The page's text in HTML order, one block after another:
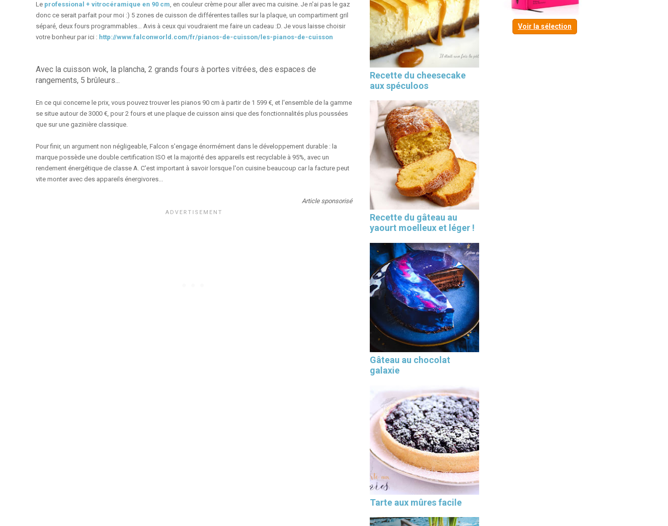
Le professional + vitrocéramique en 90 cm, en couleur crème pour aller avec ma cuisine. Je n'ai pas le gaz
donc ce serait parfait pour moi :) 5 zones de cuisson de différentes tailles sur la plaque, un compartiment gril
séparé, deux fours programmables... Avis à ceux qui voudraient me faire un cadeau :D. Je vous laisse choisir
votre bonheur par ici : http://www.falconworld.com/fr/pianos-de-cuisson/les-pianos-de-cuisson
Avec la cuisson wok, la plancha, 2 grands fours à portes vitrées, des espaces de
rangements, 5 brûleurs...
En ce qui concerne le prix, vous pouvez trouver les pianos 90 cm à partir de 1 599 €, et l'ensemble de la gamme
se situe autour de 3000 €, pour 2 fours et une plaque de cuisson ainsi que des fonctionnalités plus poussées
que sur une gazinière classique.
Pour finir, un argument non négligeable, Falcon s'engage énormément dans le développement durable : la
marque possède une double certification ISO et la majorité des appareils est recyclable à 95%, avec un
rendement énergétique de classe A. C'est important à savoir lorsque l'on cuisine beaucoup car la facture peut
vite monter avec des appareils énergivores...
Article sponsorisé
Recette du cheesecake
aux spéculoos
Recette du gâteau au
yaourt moelleux et léger !
Gâteau au chocolat
galaxie
Tarte aux mûres facile
Voir la sélection